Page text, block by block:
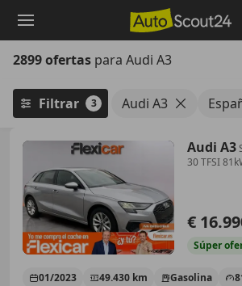
principal
2899 ofertas para Audi A3
Filtrar 3 Audi A3
Audi A3
30 TFSI
€
Súper
01/2023 49.430 km Gasolina